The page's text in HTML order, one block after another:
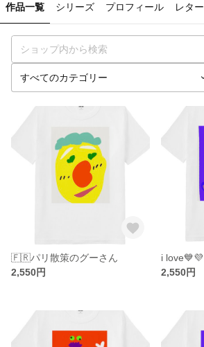
作品一覧 シリーズ プロフィール レター
🇫🇷パリ散策のグーさん
2,550円
i love💙💜
2,550円